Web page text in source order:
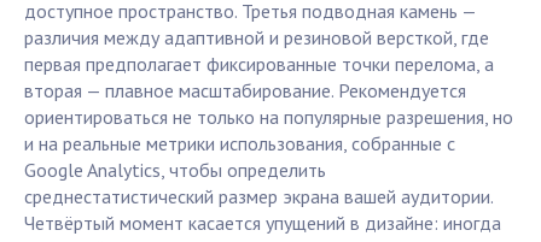
доступное пространство. Третья подводная камень —
различия между адаптивной и резиновой версткой, где
первая предполагает фиксированные точки перелома, а
вторая — плавное масштабирование. Рекомендуется
ориентироваться не только на популярные разрешения, но
и на реальные метрики использования, собранные с
Google Analytics, чтобы определить
среднестатистический размер экрана вашей аудитории.
Четвёртый момент касается упущений в дизайне: иногда